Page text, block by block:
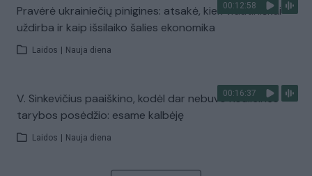
00:12:58
Pravėrė ukrainiečių pinigines: atsakė, kiek vidutiniškai
uždirba ir kaip išsilaiko šalies ekonomika
Laidos Nauja diena
00:16:37
V. Sinkevičius paaiškino, kodėl dar nebuvo Koalicinės
tarybos posėdžio: esame kalbėję
Laidos Nauja diena